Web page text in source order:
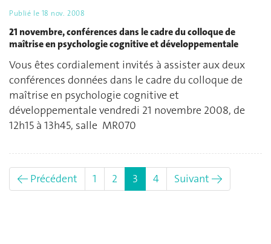
Publié le 18 nov. 2008
21 novembre, conférences dans le cadre du colloque de
maîtrise en psychologie cognitive et développementale
Vous êtes cordialement invités à assister aux deux
conférences données dans le cadre du colloque de
maîtrise en psychologie cognitive et
développementale vendredi 21 novembre 2008, de
12h15 à 13h45, salle MR070
← Précédent 1 2 3 (actuel)
4 Suivant →